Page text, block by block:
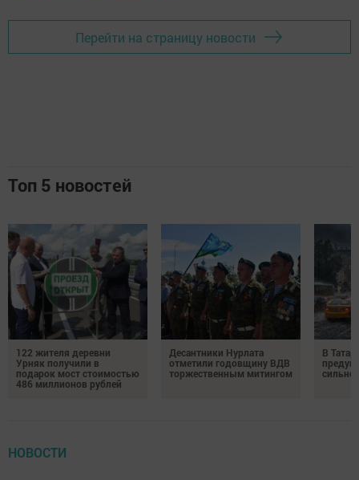
Перейти на страницу новости
Топ 5 новостей
122 жителя деревни
Урняк получили в
подарок мост стоимостью
486 миллионов рублей
Десантники Нурлата
отметили годовщину ВДВ
торжественным митингом
В
НОВОСТИ